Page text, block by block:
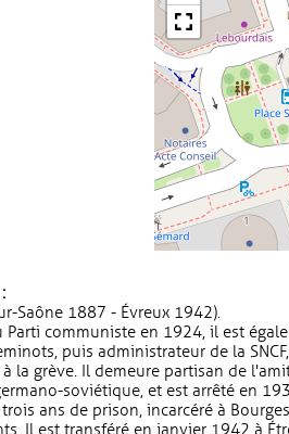
Saône 1887 - Évreux 1942).
Parti communiste en 1924, il est
puis administrateur de la
la grève. Il demeure partisan de
soviétique, et est arrêté en
ans de prison, incarcéré à
Il est transféré en janvier 1942 à